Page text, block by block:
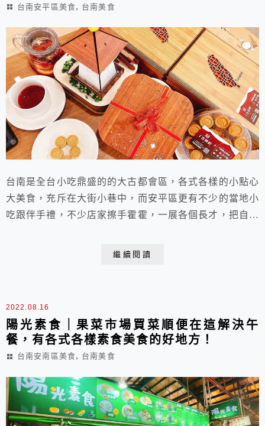
台南安平區美食, 台南美食
台南是全台小吃鼎盛的的大古都會區，各式各樣的小點心
大美食，充斥在大街小巷中，而安平區更有不少的當地小
吃跟伴手禮，不少店家擦手霍霍，一展各個長才，把自家
旺全台的，而在小葉布丁隔壁的「府都古味軒」就是府城
繼續閱讀
2022.08.16
陽光素食｜果菜市場買菜順便在這解決午
餐，有各式各樣素食美食的好地方！
台南安南區美食, 台南美食